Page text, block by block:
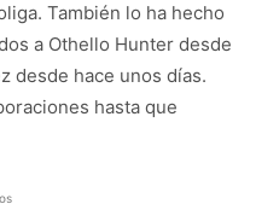
También lo ha hecho
a Othello Hunter desde
desde hace unos días.
hasta que